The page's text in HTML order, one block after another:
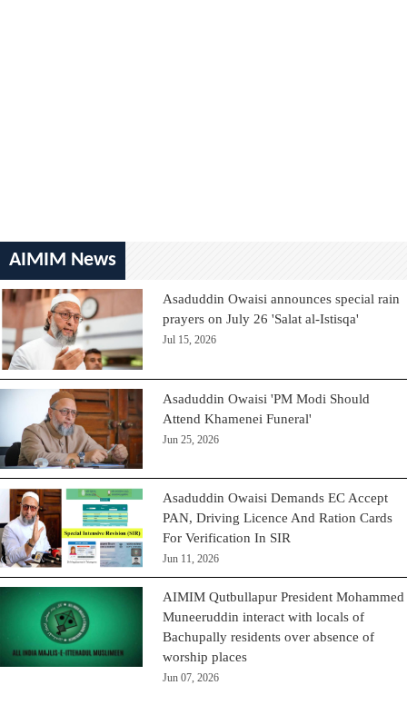
AIMIM News
Asaduddin Owaisi announces special rain
prayers on July 26 'Salat al-Istisqa'
Jul 15, 2026
Asaduddin Owaisi 'PM Modi Should
Attend Khamenei Funeral'
Jun 25, 2026
Asaduddin Owaisi Demands EC Accept
PAN, Driving Licence And Ration Cards
For Verification In SIR
Jun 11, 2026
AIMIM Qutbullapur President Mohammed
Muneeruddin interact with locals of
Bachupally residents over absence of
worship places
Jun 07, 2026